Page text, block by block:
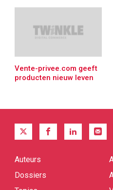
Vente-privee.com geeft
producten nieuw leven
Quick
Auteurs
Dossiers